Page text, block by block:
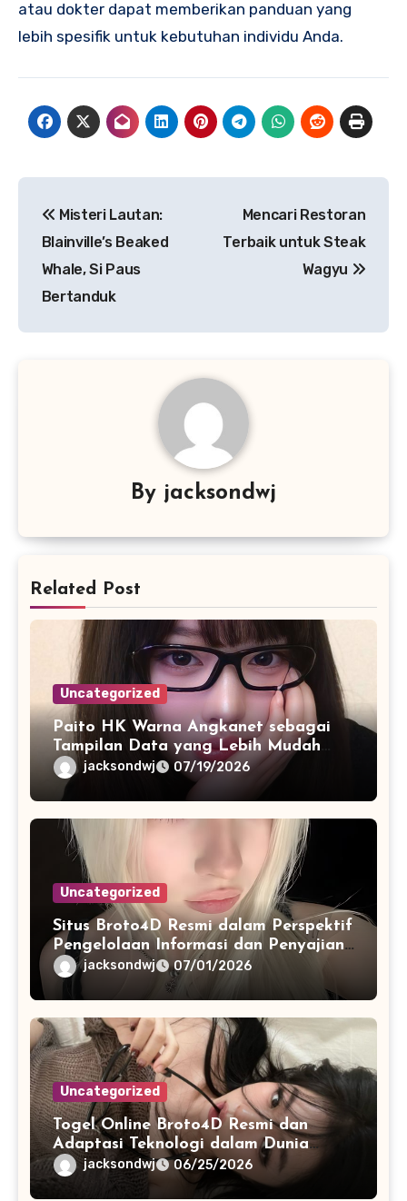
atau dokter dapat memberikan panduan yang
lebih spesifik untuk kebutuhan individu Anda.
pos
Misteri Lautan:
Blainville’s Beaked
Whale, Si Paus
Bertanduk
Mencari Restoran
Terbaik untuk Steak
Wagyu
By jacksondwj
Related Post
Uncategorized
Paito HK Warna Angkanet sebagai
Tampilan Data yang Lebih Mudah
Dipahami dan Dianalisis
jacksondwj 07/19/2026
Uncategorized
Situs Broto4D Resmi dalam Perspektif
Pengelolaan Informasi dan Penyajian
Data Harian
jacksondwj 07/01/2026
Uncategorized
Togel Online Broto4D Resmi dan
Adaptasi Teknologi dalam Dunia
Permainan
jacksondwj 06/25/2026